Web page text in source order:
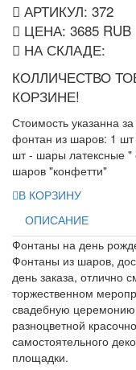
АРТИКУЛ: 372
ЦЕНА: 3685 RUB
НА СКЛАДЕ:
КОЛЛИЧЕСТВО
КОРЗИНЕ!
Стоимость указанна
фонтан из шаров: 1
шт - шары латексные
шаров "конфетти"
В КОРЗИНУ
ОПИСАНИЕ
Фонтаны на день
Фонтаны из шаров,
день заказа, отлично
торжественном
свадебную церемонию
разноцветной
самостоятельного
площадки.